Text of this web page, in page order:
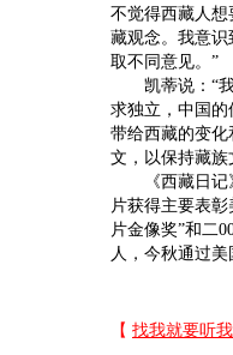
不觉得西藏人想
藏观念。我意
取不同意见。”
凯蒂说：“我
求独立，中国
带给西藏的变
文，以保持藏族
《西藏日记》
片获得主要表
片金像奖”和二
人，今秋通过美